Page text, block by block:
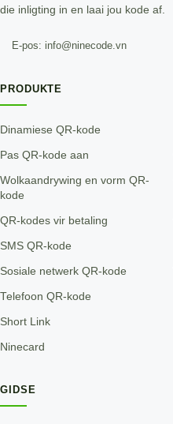
die inligting in en laai jou kode af.
E-pos: info@ninecode.vn
PRODUKTE
Dinamiese QR-kode
Pas QR-kode aan
Wolkaandrywing en vorm QR-
kode
QR-kodes vir betaling
SMS QR-kode
Sosiale netwerk QR-kode
Telefoon QR-kode
Short Link
Ninecard
GIDSE